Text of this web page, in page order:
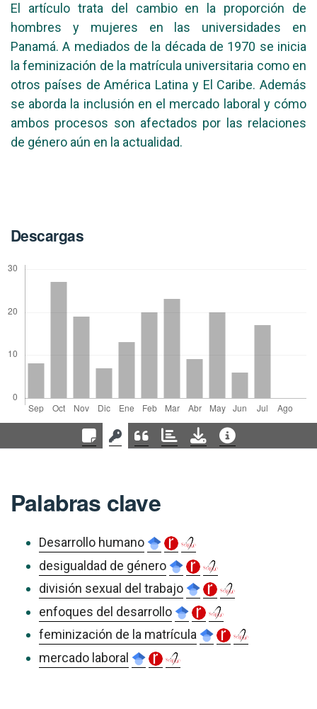
El artículo trata del cambio en la proporción de
hombres y mujeres en las universidades en
Panamá. A mediados de la década de 1970 se inicia
la feminización de la matrícula universitaria como en
otros países de América Latina y El Caribe. Además
se aborda la inclusión en el mercado laboral y cómo
ambos procesos son afectados por las relaciones
de género aún en la actualidad.
Descargas
Palabras clave
Desarrollo humano
desigualdad de género
división sexual del trabajo
enfoques del desarrollo
feminización de la matrícula
mercado laboral